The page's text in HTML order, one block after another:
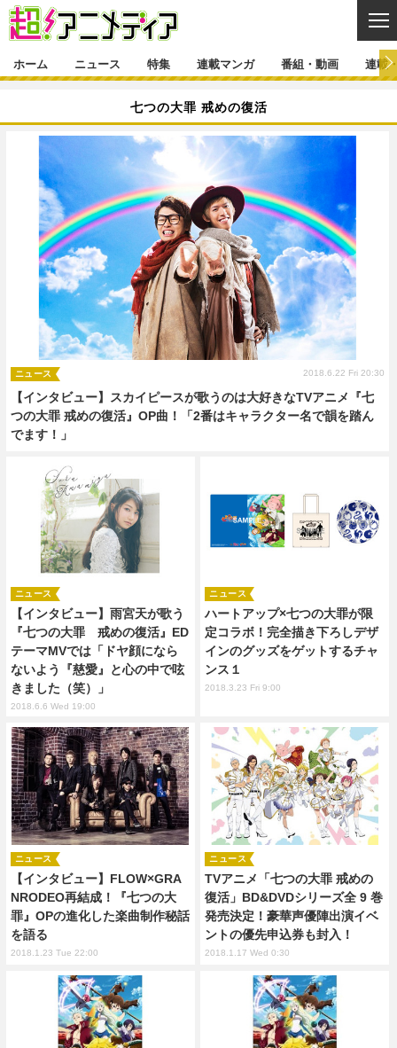
ニュース一覧 アニメ
ゲーム・アプリ マンガ
映画 音楽
グッズ イベント
声優 コスプレ
新帝スタ
特集一覧 カバー
インタビュー レポート
ラキりす
連載マンガ
連載マンガ一覧 連載一覧
番組・動画
番組・動画一覧 ラジオ
動画
連載・ブログ
連載・ブログ一覧 コラム
編集部ブログ・お知らせ
ホーム ニュース 特集 連載マンガ 番組・動画 連載
七つの大罪 戒めの復活
【インタビュー】スカイピースが歌うのは大好きなTVアニメ『七
つの大罪 戒めの復活』OP曲！「2番はキャラクター名で韻を踏ん
でます！」
ニュース 2018.6.22 Fri 20:30
【インタビュー】雨宮天が歌う
『七つの大罪 戒めの復活』ED
テーマMVでは「ドヤ顔になら
ないよう『慈愛』と心の中で呟
きました（笑）」
ニュース
2018.6.6 Wed 19:00
ハートアップ×七つの大罪が限
定コラボ！完全描き下ろしデザ
インのグッズをゲットするチャ
ンス１
ニュース
2018.3.23 Fri 9:00
【インタビュー】FLOW×GRA
NRODEO再結成！『七つの大
罪』OPの進化した楽曲制作秘話
を語る
ニュース
2018.1.23 Tue 22:00
TVアニメ「七つの大罪 戒めの
復活」BD&DVDシリーズ全 9 巻
発売決定！豪華声優陣出演イベ
ントの優先申込券も封入！
ニュース
2018.1.17 Wed 0:30